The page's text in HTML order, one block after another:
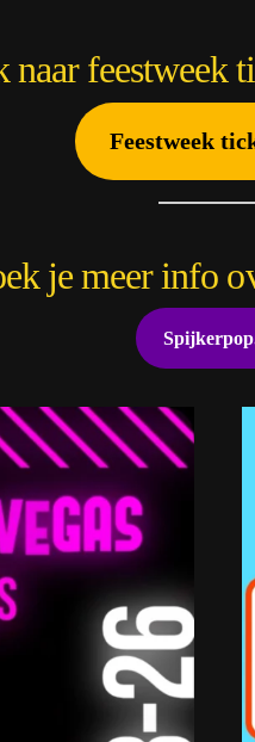
naar feestweek
Feestweek
je meer info